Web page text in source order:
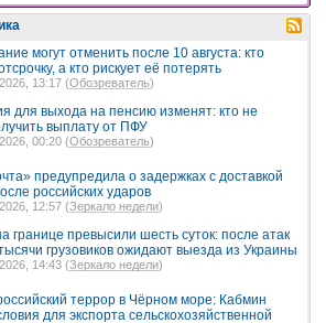
могут отменить после 10 августа: кто
а кто рискует её потерять
13:17 (Обозреватель)
для выхода на пенсию изменят: кто не
выплату от ПФУ
00:20 (Обозреватель)
предупредила о задержках с доставкой
российских ударов
12:57 (Зеркало недели)
границе превысили шесть суток: после атак
грузовиков ожидают выезда из Украины
14:43 (Зеркало недели)
террор в Чёрном море: Кабмин
для экспорта сельскохозяйственной